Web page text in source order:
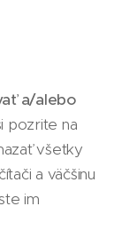
a/alebo
pozrite na
všetky
a väčšinu
im